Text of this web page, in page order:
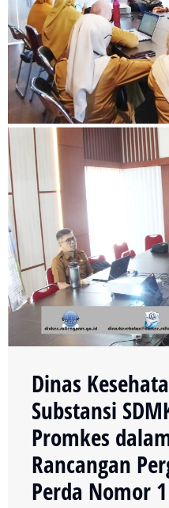
Dinas
Substansi
Promkes
Rancangan
Perda Nomor